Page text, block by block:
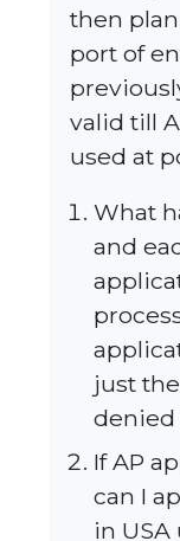
then
port of
valid till
used at
What
and
just
denied
If AP
can I
in